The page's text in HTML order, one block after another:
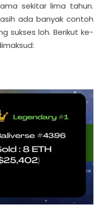
sekitar lima tahun.
ada banyak contoh
sukses loh. Berikut ke-